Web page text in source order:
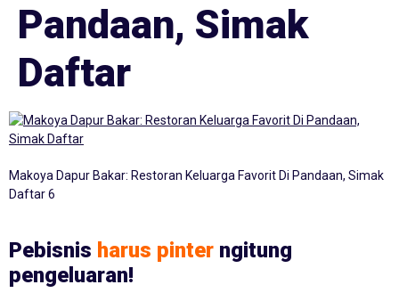
Pandaan, Simak
Daftar
Makoya Dapur Bakar: Restoran Keluarga Favorit Di Pandaan, Simak
Daftar 6
Pebisnis harus pinter ngitung
pengeluaran!